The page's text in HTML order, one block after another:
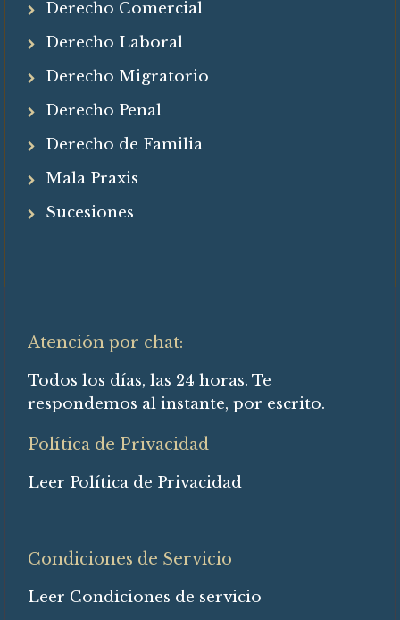
Derecho Comercial
Derecho Laboral
Derecho Migratorio
Derecho Penal
Derecho de Familia
Mala Praxis
Sucesiones
Atención por chat:
Todos los días, las 24 horas. Te
respondemos al instante, por escrito.
Política de Privacidad
Leer Política de Privacidad
Condiciones de Servicio
Leer Condiciones de servicio